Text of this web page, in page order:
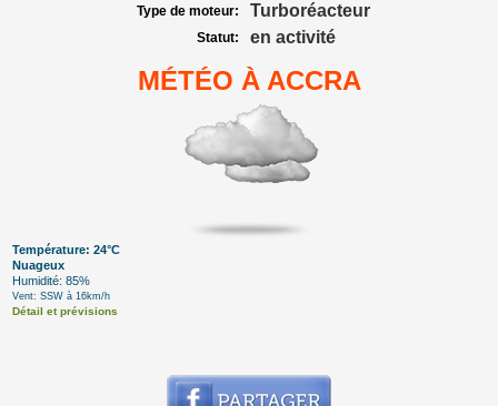
Type de moteur: Turboréacteur
Statut: en activité
MÉTÉO À ACCRA
Température: 24°C
Nuageux
Humidité: 85%
Vent: SSW à 16km/h
Détail et prévisions